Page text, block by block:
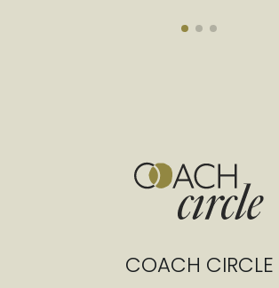
COACH CIRCLE